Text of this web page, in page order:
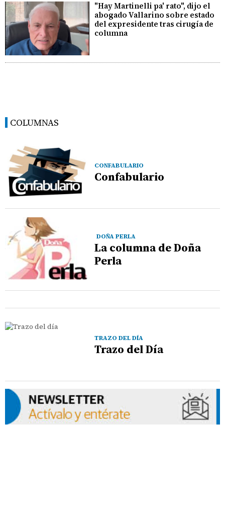
"Hay Martinelli pa' rato", dijo el
abogado Vallarino sobre estado
del expresidente tras cirugía de
columna
COLUMNAS
CONFABULARIO
Confabulario
DOÑA PERLA
La columna de Doña
Perla
TRAZO DEL DÍA
Trazo del Día